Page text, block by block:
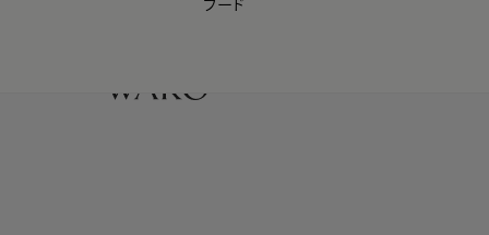
【会員様限定】夏のプレゼントキャンペーン開催中
フード